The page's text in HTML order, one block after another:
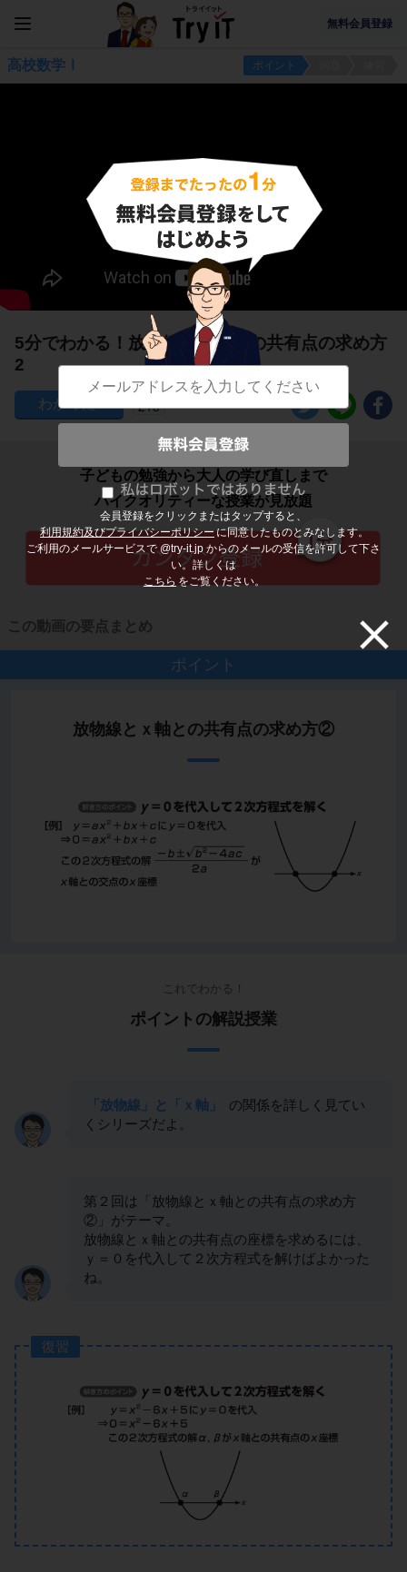
無料会員登録
会員登録をクリックまたはタップすると、
利用規約及びプライバシーポリシーに同意したものとみなします。
ご利用のメールサービスで @try-it.jp からのメールの受信を許可して下さ
い。詳しくは
こちら をご覧ください。
高校数学Ⅰ ポイント
5分でわかる！放物線とｘ軸との共有点の求め方
2
213
子どもの勉強から大人の学び直しまで
ハイクオリティーな授業が見放題
この動画の要点まとめ
ポイント
放物線とｘ軸との共有点の求め方②
これでわかる！
ポイントの解説授業
「放物線」と「ｘ軸」
の関係を詳しく見てい
くシリーズだよ。
第２回は「放物線とｘ軸との共有点の求め方
②」がテーマ。
放物線とｘ軸との共有点の座標を求めるには、
ｙ＝０を代入して２次方程式を解けばよかった
ね。
復習